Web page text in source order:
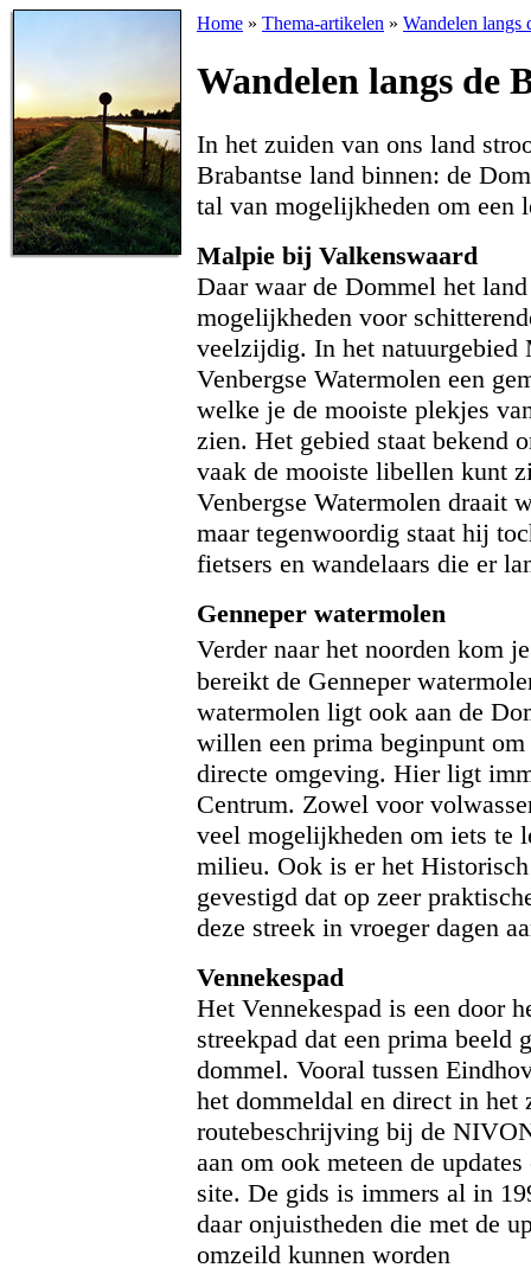
Home » Thema-artikelen » Wandelen langs
Wandelen langs de
In het zuiden van ons land
Brabantse land binnen: de
tal van mogelijkheden om een
Malpie bij Valkenswaard
Daar waar de Dommel het
mogelijkheden voor
veelzijdig. In het natuurgebied
Venbergse Watermolen een
welke je de mooiste plekjes
zien. Het gebied staat bekend
vaak de mooiste libellen kunt
Venbergse Watermolen draait
maar tegenwoordig staat hij
fietsers en wandelaars die er
Genneper watermolen
Verder naar het noorden
bereikt de Genneper
watermolen ligt ook aan de
willen een prima beginpunt
directe omgeving. Hier ligt
Centrum. Zowel voor
veel mogelijkheden om iets te
milieu. Ook is er het
gevestigd dat op zeer
deze streek in vroeger dagen
Vennekespad
Het Vennekespad is een door
streekpad dat een prima beeld
dommel. Vooral tussen
het dommeldal en direct in
routebeschrijving bij de
aan om ook meteen de
site. De gids is immers al in
daar onjuistheden die met de
omzeild kunnen worden